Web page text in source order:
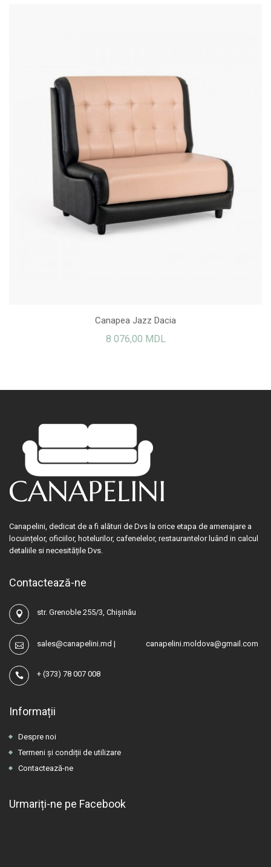
Canapea Jazz Dacia
8 076,00 MDL
Canapelini, dedicat de a fi alături de Dvs la orice etapa de amenajare a
locuințelor, oficiilor, hotelurilor, cafenelelor, restaurantelor luând in calcul
detaliile si necesitățile Dvs.
Contactează-ne
str. Grenoble 255/3, Chișinău
sales@canapelini.md | canapelini.moldova@gmail.com
+ (373) 78 007 008
Informații
Despre noi
Termeni și condiții de utilizare
Contactează-ne
Urmariți-ne pe Facebook